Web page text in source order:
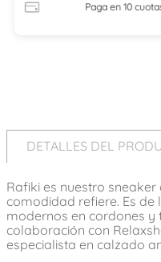
Paga en 10
DETALLES DEL
Rafiki es nuestro
comodidad refiere. Es de
modernos en cordones y
colaboración con
especialista en calzado